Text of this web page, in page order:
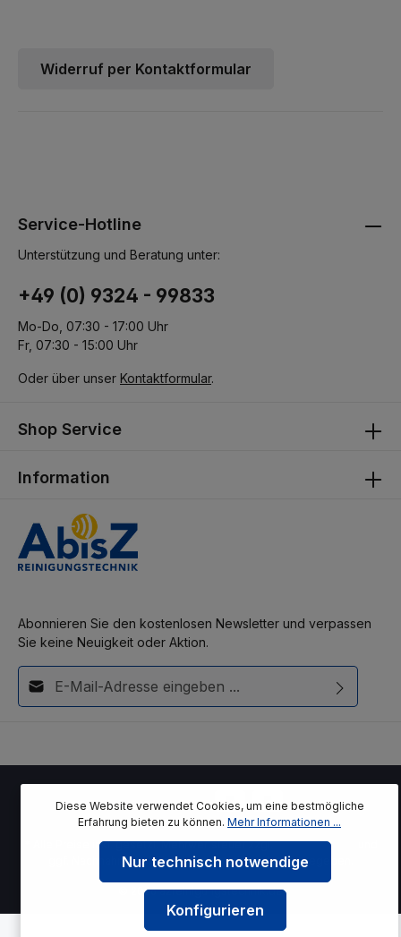
Widerruf per Kontaktformular
Abonnieren Sie den kostenlosen Newsletter und verpassen
Sie keine Neuigkeit oder Aktion.
E-Mail-Adresse*
Service-Hotline
Unterstützung und Beratung unter:
+49 (0) 9324 - 99833
Mo-Do, 07:30 - 17:00 Uhr
Fr, 07:30 - 15:00 Uhr
Oder über unser Kontaktformular.
Shop Service
Information
© 2026 azreinigungstechnik.de
* Alle Preise inkl. gesetzl. Mehrwertsteuer zzgl.Versandkosten
ggf. Nachnahmegebühren, wenn nicht anders angegeben.
Diese Website verwendet Cookies, um eine bestmögliche
Erfahrung bieten zu können. Mehr Informationen ...
Nur technisch notwendige
Konfigurieren